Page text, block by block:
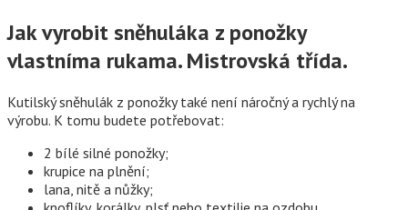
Jak vyrobit sněhuláka z ponožky
vlastníma rukama. Mistrovská třída.
Kutilský sněhulák z ponožky také není náročný a rychlý na
výrobu. K tomu budete potřebovat:
2 bílé silné ponožky;
krupice na plnění;
lana, nitě a nůžky;